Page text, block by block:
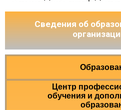
Сведения об
Центр
обучения и